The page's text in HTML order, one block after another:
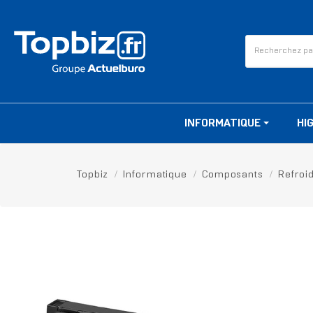
INFORMATIQUE
Topbiz Informatique Composants